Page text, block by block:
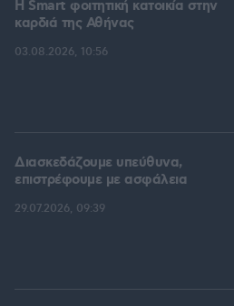
Η Smart φοιτητική κατοικία στην
καρδιά της Αθήνας
03.08.2026, 10:56
Διασκεδάζουμε υπεύθυνα,
επιστρέφουμε με ασφάλεια
29.07.2026, 09:39